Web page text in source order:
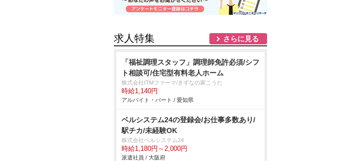
求人特集 さらに見る
「福祉調理スタッフ」調理師免許必須/シフ
ト相談可/住宅型有料老人ホーム
株式会社ITMファーマ/きずなの家こうた
時給1,140円
アルバイト・パート / 愛知県
ベルシステム24の登録会/お仕事多数あり/
駅チカ/未経験OK
株式会社ベルシステム24
時給1,180円～2,000円
派遣社員 / 大阪府